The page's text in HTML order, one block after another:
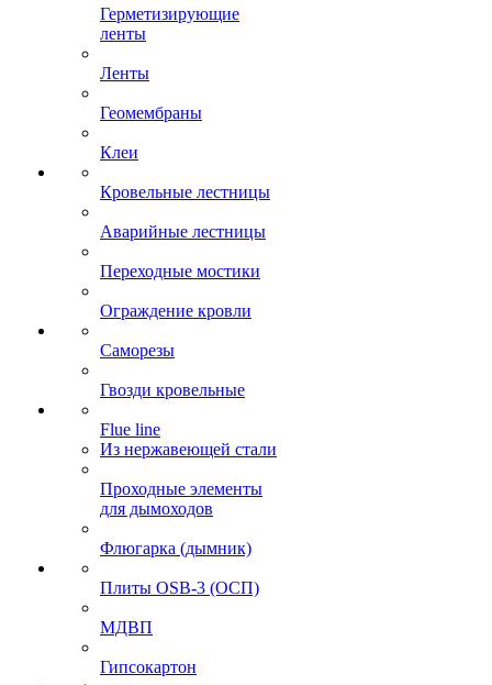
Герметизирующие
ленты
Ленты
Геомембраны
Клеи
Кровельные лестницы
Аварийные лестницы
Переходные мостики
Ограждение кровли
Саморезы
Гвозди кровельные
Flue line
Из нержавеющей стали
Проходные элементы
для дымоходов
Флюгарка (дымник)
Плиты OSB-3 (ОСП)
МДВП
Гипсокартон